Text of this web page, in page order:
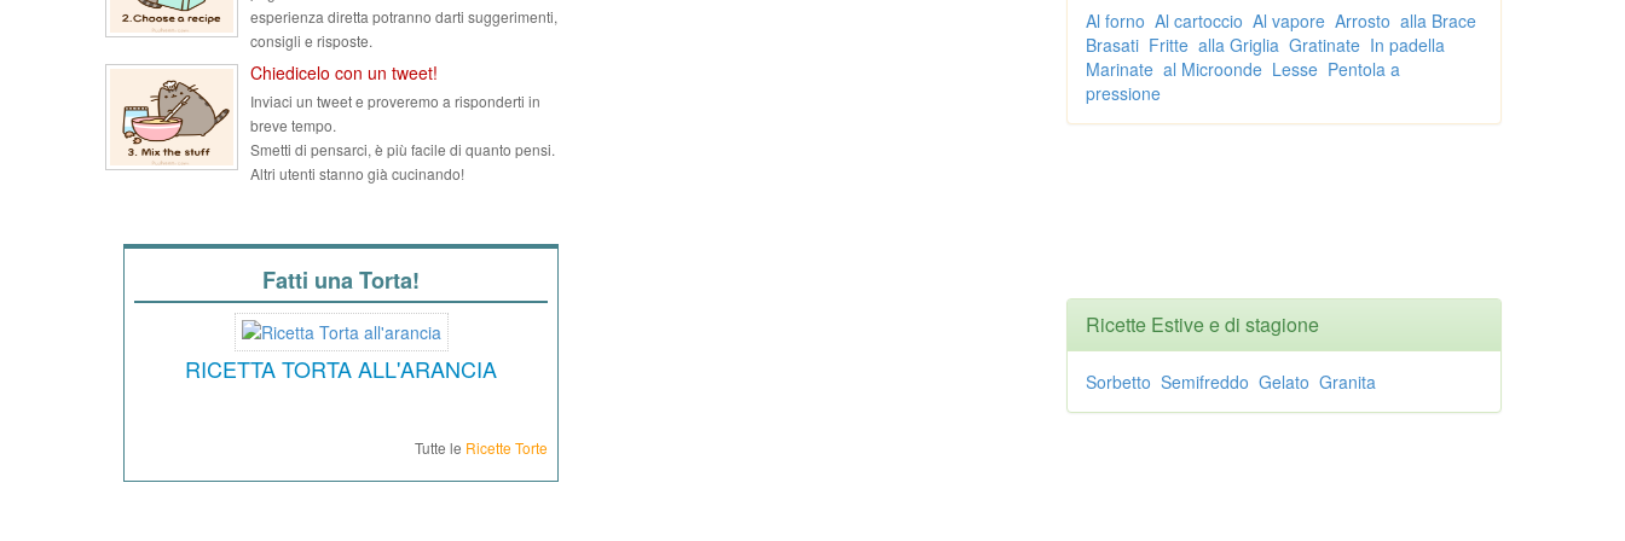
esperienza diretta potranno darti suggerimenti,
consigli e risposte.
Chiedicelo con un tweet!
Inviaci un tweet e proveremo a risponderti in
breve tempo.
Smetti di pensarci, è più facile di quanto pensi.
Altri utenti stanno già cucinando!
Fatti una Torta!
RICETTA TORTA ALL'ARANCIA
Tutte le Ricette Torte
Al forno Al cartoccio Al vapore Arrosto alla Brace
Brasati Fritte alla Griglia Gratinate In padella
Marinate al Microonde Lesse Pentola a
pressione
Ricette Estive e di stagione
Sorbetto Semifreddo Gelato Granita